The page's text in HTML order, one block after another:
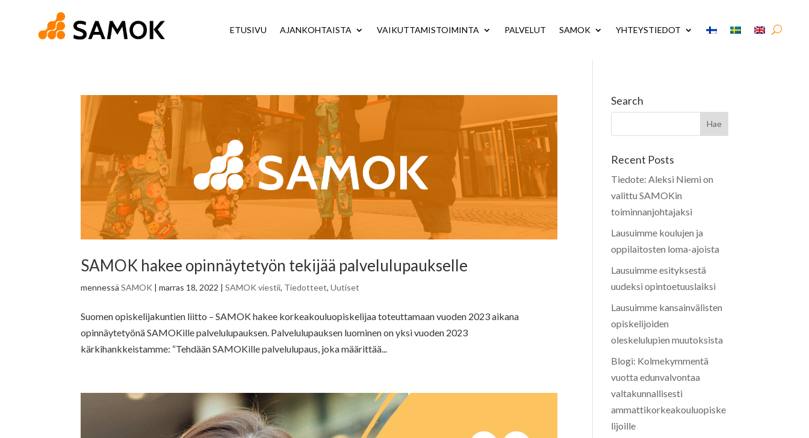
ETUSIVU AJANKOHTAISTA VAIKUTTAMISTOIMINTA PALVELUT SAMOK YHTEYSTIEDOT
SAMOK hakee opinnäytetyön tekijää palvelulupaukselle
mennessäSAMOK |marras 18, 2022 |SAMOK viestii, Tiedotteet,Uutiset
Suomen opiskelijakuntien liitto – SAMOK hakee korkeakouluopiskelijaa toteuttamaan vuoden 2023 aikana
opinnäytetyönä SAMOKille palvelulupauksen. Palvelulupauksen luominen on yksi vuoden 2023
kärkihankkeistamme: “Tehdään SAMOKille palvelulupaus, joka määrittää...
Search
Recent Posts
Tiedote: Aleksi Niemi on
valittu SAMOKin
toiminnanjohtajaksi
Lausuimme koulujen ja
oppilaitosten loma-ajoista
Lausuimme esityksestä
uudeksi opintoetuuslaiksi
Lausuimme kansainvälisten
opiskelijoiden
oleskelulupien muutoksista
Blogi: Kolmekymmentä
vuotta edunvalvontaa
valtakunnallisesti
ammattikorkeakouluopiske
lijoille